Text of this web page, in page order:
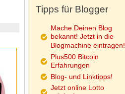
Tipps für Blogger
Mache Deinen Blog
bekannt! Jetzt in die
Blogmachine eintragen!
Plus500 Bitcoin
Erfahrungen
Blog- und Linktipps!
Jetzt online Lotto